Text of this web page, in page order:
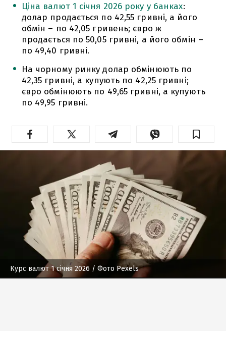
Ціна валют 1 січня 2026 року у банках:
долар продається по 42,55 гривні, а його
обмін – по 42,05 гривень; євро ж
продається по 50,05 гривні, а його обмін –
по 49,40 гривні.
На чорному ринку долар обмінюють по
42,35 гривні, а купують по 42,25 гривні;
євро обмінюють по 49,65 гривні, а купують
по 49,95 гривні.
Курс валют 1 січня 2026 / Фото Pexels